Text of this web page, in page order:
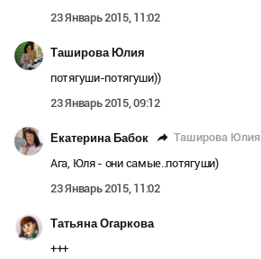
23 Январь 2015, 11:02
Таширова Юлия
потягуши-потягуши))
23 Январь 2015, 09:12
Екатерина Бабок Таширова Юлия
Ага, Юля - они самые..потягуши)
23 Январь 2015, 11:02
Татьяна Огаркова
+++